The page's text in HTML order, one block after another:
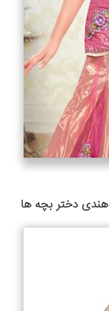
دختر بچه ها